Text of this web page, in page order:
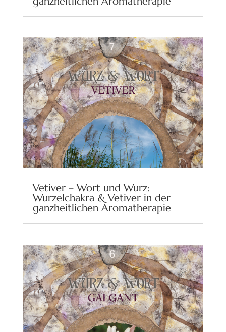
Vetiver – Wort und Wurz:
Wurzelchakra & Vetiver in der
ganzheitlichen Aromatherapie